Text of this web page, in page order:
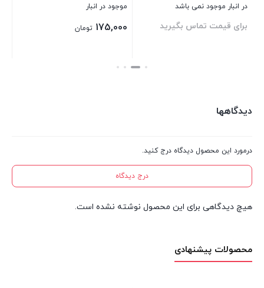
در انبار موجود نمی باشد
برای قیمت تماس بگیرید
موجود در انبار
175,000 تومان
بستن
دیدگاهها
درمورد این محصول دیدگاه درج کنید.
درج دیدگاه
هیچ دیدگاهی برای این محصول نوشته نشده است.
محصولات پیشنهادی